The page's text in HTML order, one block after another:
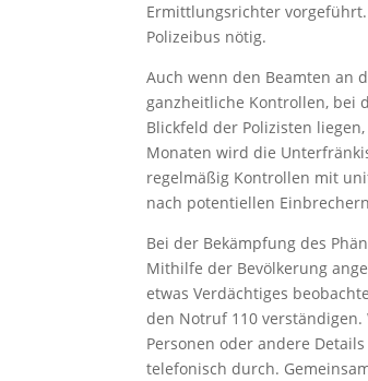
Ermittlungsrichter
Polizeibus nötig.
Auch wenn den Beamten an
ganzheitliche Kontrollen, bei
Blickfeld der Polizisten
Monaten wird die
regelmäßig Kontrollen mit
nach potentiellen
Bei der Bekämpfung des
Mithilfe der Bevölkerung
etwas Verdächtiges
den Notruf 110
Personen oder andere
telefonisch durch.